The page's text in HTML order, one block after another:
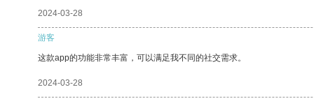
2024-03-28
游客
这款app的功能非常丰富，可以满足我不同的社交需求。
2024-03-28